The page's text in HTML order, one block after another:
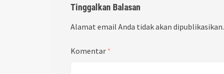
Tinggalkan Balasan
Alamat email Anda tidak akan dipublikasikan.
Komentar *